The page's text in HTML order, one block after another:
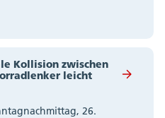
Kollision zwischen
leicht
26.